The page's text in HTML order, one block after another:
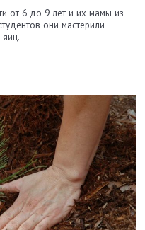
от 6 до 9 лет и их мамы из
они мастерили